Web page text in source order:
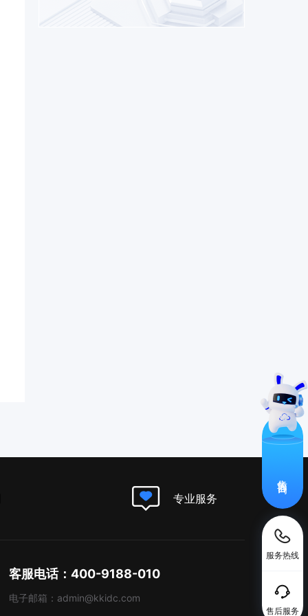
服务热线
售后服务
专业服务
客服电话：400-9188-010
电子邮箱：admin@kkidc.com